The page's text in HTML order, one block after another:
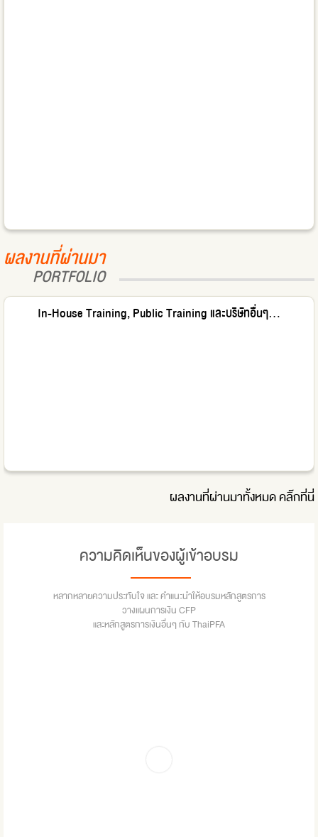
ผลงานที่ผ่านมา
PORTFOLIO
In-House Training, Public Training และบริษัทอื่นๆ...
ผลงานที่ผ่านมาทั้งหมดคลิ๊กที่นี่
ความคิดเห็นของผู้เข้าอบรม
หลากหลายความประทับใจ และ คำแนะนำให้อบรมหลักสูตรการ
วางแผนการเงิน CFP
และหลักสูตรการเงินอื่นๆ กับ ThaiPFA